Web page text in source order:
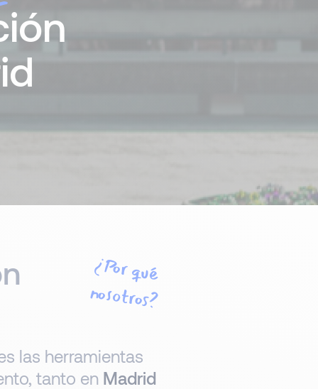
¿Por qué
nosotros?
las herramientas
tanto en Madrid